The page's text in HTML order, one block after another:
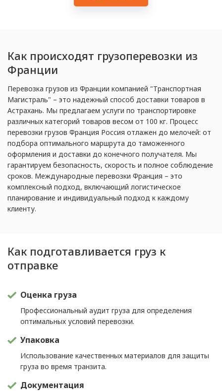
Как происходят грузоперевозки из
Франции
Перевозка грузов из Франции компанией "Транспортная
Магистраль" – это надежный способ доставки товаров в
Астрахань. Мы предлагаем услуги по транспортировке
различных категорий товаров весом от 100 кг. Процесс
перевозки грузов Франция Россия отлажен до мелочей: от
подбора оптимального маршрута до таможенного
оформления и доставки до конечного получателя. Мы
гарантируем безопасность, скорость и полное соблюдение
сроков. Международные перевозки Франция – это
комплексный подход, включающий логистическое
планирование и индивидуальный подход к каждому
клиенту.
Как подготавливается груз к
отправке
Оценка груза
Профессиональный аудит груза для определения
оптимальных условий перевозки.
Упаковка
Использование качественных материалов для защиты
груза во время транзита.
Документация